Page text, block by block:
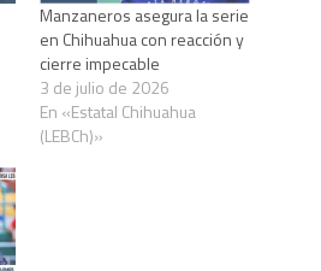
Manzaneros asegura la serie
en Chihuahua con reacción y
cierre impecable
3 de julio de 2026
En «Estatal Chihuahua
(LEBCh)»